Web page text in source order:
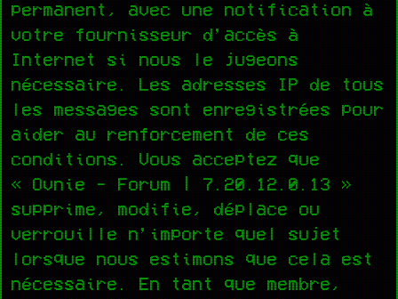
permanent, avec une notification à
votre fournisseur d’accès à
Internet si nous le jugeons
nécessaire. Les adresses IP de tous
les messages sont enregistrées pour
aider au renforcement de ces
conditions. Vous acceptez que
« Ovnie - Forum | 7.20.12.0.13 »
supprime, modifie, déplace ou
verrouille n’importe quel sujet
lorsque nous estimons que cela est
nécessaire. En tant que membre,